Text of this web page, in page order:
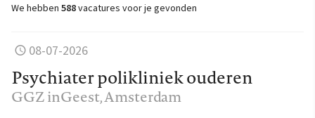
We hebben 588vacatures voor je gevonden
08-07-2026
Psychiater polikliniek ouderen
GGZ inGeest, Amsterdam